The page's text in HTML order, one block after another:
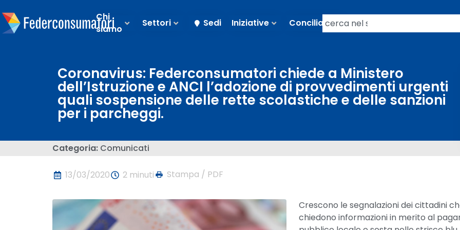
Chi
siamo
Settori Sedi Iniziative Conciliazioni
Coronavirus: Federconsumatori chiede a Ministero
dell’Istruzione e ANCI l’adozione di provvedimenti urgenti
quali sospensione delle rette scolastiche e delle sanzioni
per i parcheggi.
Categoria: Comunicati
13/03/2020 2 minuti Stampa / PDF
Crescono le segnalazioni dei cittadini
chiedono informazioni in merito al